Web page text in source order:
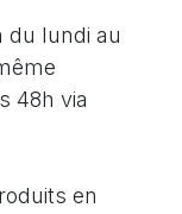
du lundi au
48h via
en